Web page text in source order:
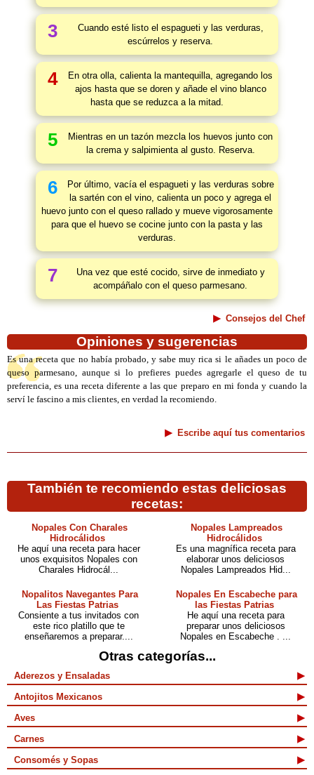
3
Cuando esté listo el espagueti y las verduras,
escúrrelos y reserva.
4
En otra olla, calienta la mantequilla, agregando los
ajos hasta que se doren y añade el vino blanco
hasta que se reduzca a la mitad.
5
Mientras en un tazón mezcla los huevos junto con
la crema y salpimienta al gusto. Reserva.
6
Por último, vacía el espagueti y las verduras sobre
la sartén con el vino, calienta un poco y agrega el
huevo junto con el queso rallado y mueve vigorosamente
para que el huevo se cocine junto con la pasta y las
verduras.
7
Una vez que esté cocido, sirve de inmediato y
acompáñalo con el queso parmesano.
Consejos del Chef
Opiniones y sugerencias
Es una receta que no había probado, y sabe muy rica si le añades un poco de
queso parmesano, aunque si lo prefieres puedes agregarle el queso de tu
preferencia, es una receta diferente a las que preparo en mi fonda y cuando la
serví le fascino a mis clientes, en verdad la recomiendo.
Escribe aquí tus comentarios
También te recomiendo estas deliciosas
recetas:
Nopales Con Charales
Hidrocálidos
He aquí una receta para hacer
unos exquisitos Nopales con
Charales Hidrocál...
Nopales Lampreados
Hidrocálidos
Es una magnífica receta para
elaborar unos deliciosos
Nopales Lampreados Hid...
Nopalitos Navegantes Para
Las Fiestas Patrias
Consiente a tus invitados con
este rico platillo que te
enseñaremos a preparar....
Nopales En Escabeche para
las Fiestas Patrias
He aquí una receta para
preparar unos deliciosos
Nopales en Escabeche . ...
Otras categorías...
Aderezos y Ensaladas
Antojitos Mexicanos
Aves
Carnes
Consomés y Sopas